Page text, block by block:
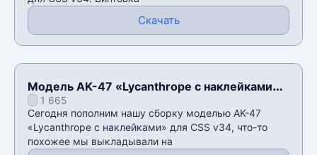
Скачать
Модель AK-47 «Lycanthrope с наклейками»
для CSS v34
1 665
Сегодня пополним нашу сборку моделью AK-47
«Lycanthrope с наклейками» для CSS v34, что-то
похожее мы выкладывали на